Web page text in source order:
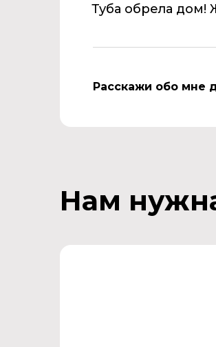
Туба обрела дом!
Расскажи обо мне
Нам